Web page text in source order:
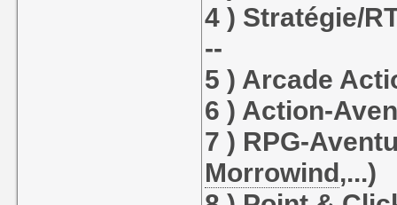
4 ) Stratégie/
--
5 ) Arcade
6 ) Action-
7 ) RPG-
Morrowind,...)